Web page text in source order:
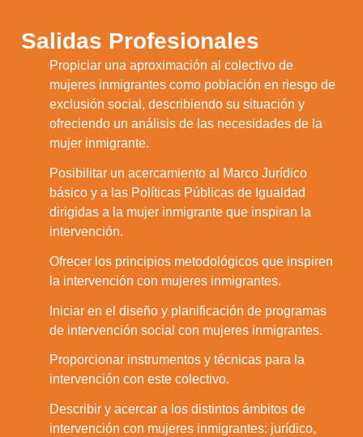
Salidas Profesionales
Propiciar una aproximación al colectivo de
mujeres inmigrantes como población en riesgo de
exclusión social, describiendo su situación y
ofreciendo un análisis de las necesidades de la
mujer inmigrante.
Posibilitar un acercamiento al Marco Jurídico
básico y a las Políticas Públicas de Igualdad
dirigidas a la mujer inmigrante que inspiran la
intervención.
Ofrecer los principios metodológicos que inspiren
la intervención con mujeres inmigrantes.
Iniciar en el diseño y planificación de programas
de intervención social con mujeres inmigrantes.
Proporcionar instrumentos y técnicas para la
intervención con este colectivo.
Describir y acercar a los distintos ámbitos de
intervención con mujeres inmigrantes: jurídico,